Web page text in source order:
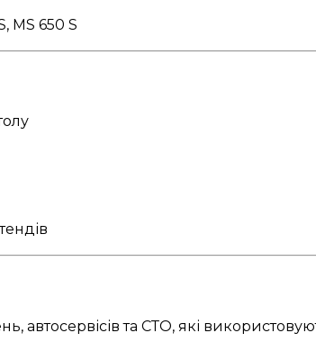
MS 650 S
та СТО, які